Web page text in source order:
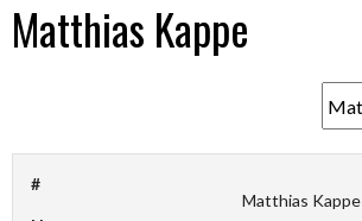
Matthias Kappe
#
Matthias Kappe